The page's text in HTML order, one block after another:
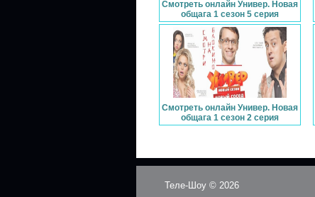
Смотреть онлайн Универ. Новая
общага 1 сезон 5 серия
Смотреть онлайн Универ. Новая
общага 1 сезон 2 серия
Теле-Шоу © 2026